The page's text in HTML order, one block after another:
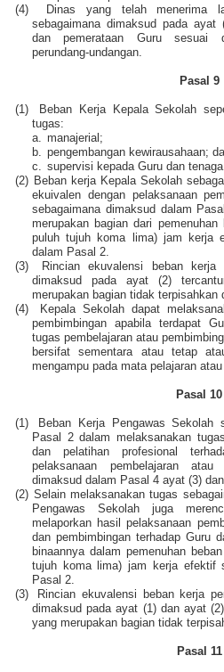
(4)
Dinas yang telah menerima
sebagaimana dimaksud pada ayat
dan pemerataan Guru sesuai
perundang-undangan.
Pasal 9
(1)
Beban Kerja Kepala Sekolah
tugas:
a. manajerial;
b. pengembangan kewirausahaan;
c. supervisi kepada Guru dan
(2) Beban kerja Kepala Sekolah
ekuivalen dengan pelaksanaan
sebagaimana dimaksud dalam
merupakan bagian dari
puluh tujuh koma lima) jam kerja
dalam Pasal 2.
(3)
Rincian ekuvalensi beban kerja
dimaksud pada ayat (2)
merupakan bagian tidak terpisahkan
(4)
Kepala Sekolah dapat
pembimbingan apabila terdapat
tugas pembelajaran atau
bersifat sementara atau tetap
mengampu pada mata pelajaran
Pasal 10
(1)
Beban Kerja Pengawas Sekolah
Pasal 2 dalam melaksanakan
dan pelatihan profesional
pelaksanaan pembelajaran atau
dimaksud dalam Pasal 4 ayat (3)
(2) Selain melaksanakan tugas
Pengawas Sekolah juga
melaporkan hasil pelaksanaan
dan pembimbingan terhadap Guru
binaannya dalam pemenuhan
tujuh koma lima) jam kerja efektif
Pasal 2.
(3)
Rincian ekuvalensi beban kerja
dimaksud pada ayat (1) dan ayat
yang merupakan bagian tidak
Pasal 11